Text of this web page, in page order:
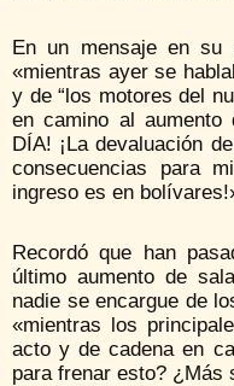
En un mensaje en su
«mientras ayer se
y de “los motores del
en camino al aumento
DÍA! ¡La devaluación
consecuencias para
ingreso es en
Recordó que han
último aumento de
nadie se encargue de
«mientras los
acto y de cadena en
para frenar esto? ¿Más